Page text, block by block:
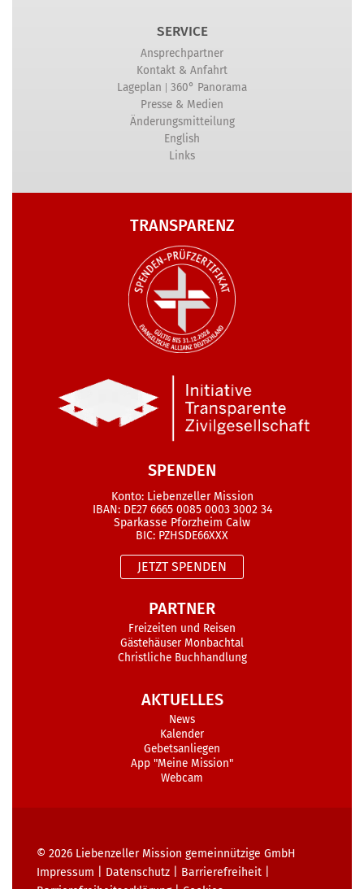
SERVICE
Ansprechpartner
Kontakt & Anfahrt
Lageplan | 360° Panorama
Presse & Medien
Änderungsmitteilung
English
Links
TRANSPARENZ
SPENDEN
Konto: Liebenzeller Mission
IBAN: DE27 6665 0085 0003 3002 34
Sparkasse Pforzheim Calw
BIC: PZHSDE66XXX
JETZT SPENDEN
PARTNER
Freizeiten und Reisen
Gästehäuser Monbachtal
Christliche Buchhandlung
AKTUELLES
News
Kalender
Gebetsanliegen
App "Meine Mission"
Webcam
© 2026 Liebenzeller Mission gemeinnützige GmbH
Impressum
Datenschutz Barrierefreiheit